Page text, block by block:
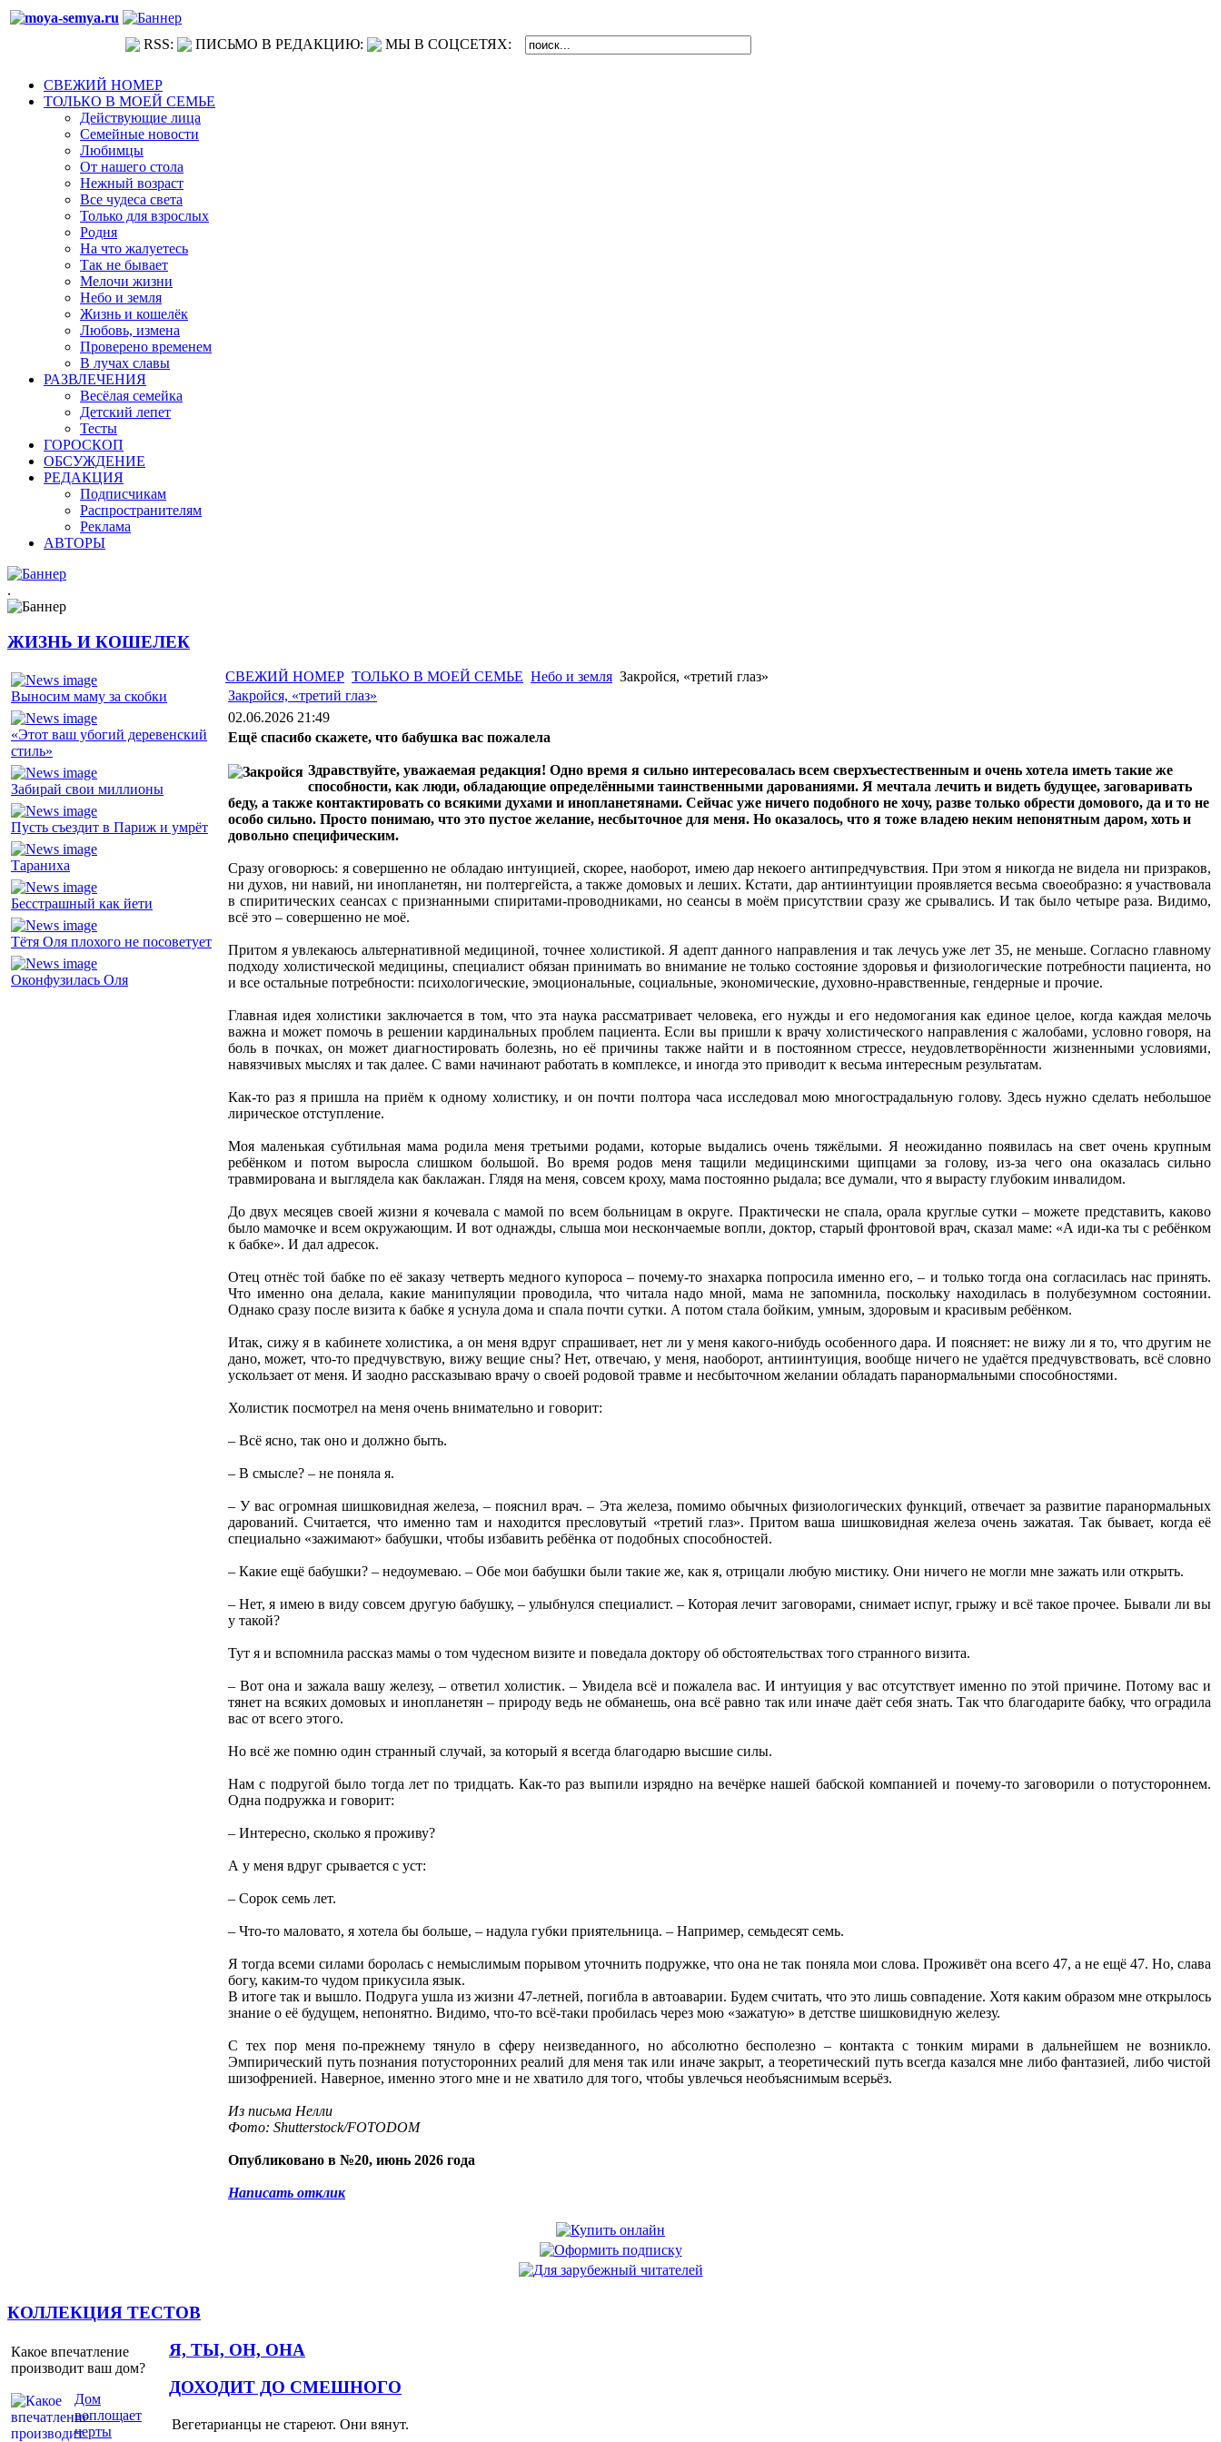
RSS: ПИСЬМО В РЕДАКЦИЮ: МЫ В СОЦСЕТЯХ:
СВЕЖИЙ НОМЕР
ТОЛЬКО В МОЕЙ СЕМЬЕ
Действующие лица
Семейные новости
Любимцы
От нашего стола
Нежный возраст
Все чудеса света
Только для взрослых
Родня
На что жалуетесь
Так не бывает
Мелочи жизни
Небо и земля
Жизнь и кошелёк
Любовь, измена
Проверено временем
В лучах славы
РАЗВЛЕЧЕНИЯ
Весёлая семейка
Детский лепет
Тесты
ГОРОСКОП
ОБСУЖДЕНИЕ
РЕДАКЦИЯ
Подписчикам
Распространителям
Реклама
АВТОРЫ
.
ЖИЗНЬ И КОШЕЛЕК
Выносим маму за скобки
«Этот ваш убогий деревенский
стиль»
Забирай свои миллионы
Пусть съездит в Париж и умрёт
Тараниха
Бесстрашный как йети
Тётя Оля плохого не посоветует
Оконфузилась Оля
СВЕЖИЙ НОМЕР ТОЛЬКО В МОЕЙ СЕМЬЕ Небо и земля Закройся, «третий глаз»
Закройся, «третий глаз»
02.06.2026 21:49
Ещё спасибо скажете, что бабушка вас пожалела
Здравствуйте, уважаемая редакция! Одно время я сильно интересовалась всем сверхъестественным и очень хотела иметь такие же
способности, как люди, обладающие определёнными таинственными дарованиями. Я мечтала лечить и видеть будущее, заговаривать
беду, а также контактировать со всякими духами и инопланетянами. Сейчас уже ничего подобного не хочу, разве только обрести домового, да и то не
особо сильно. Просто понимаю, что это пустое желание, несбыточное для меня. Но оказалось, что я тоже владею неким непонятным даром, хоть и
довольно специфическим.
Сразу оговорюсь: я совершенно не обладаю интуицией, скорее, наоборот, имею дар некоего антипредчувствия. При этом я никогда не видела ни призраков,
ни духов, ни навий, ни инопланетян, ни полтергейста, а также домовых и леших. Кстати, дар антиинтуиции проявляется весьма своеобразно: я участвовала
в спиритических сеансах с признанными спиритами-проводниками, но сеансы в моём присутствии сразу же срывались. И так было четыре раза. Видимо,
всё это – совершенно не моё.
Притом я увлекаюсь альтернативной медициной, точнее холистикой. Я адепт данного направления и так лечусь уже лет 35, не меньше. Согласно главному
подходу холистической медицины, специалист обязан принимать во внимание не только состояние здоровья и физиологические потребности пациента, но
и все остальные потребности: психологические, эмоциональные, социальные, экономические, духовно-нравственные, гендерные и прочие.
Главная идея холистики заключается в том, что эта наука рассматривает человека, его нужды и его недомогания как единое целое, когда каждая мелочь
важна и может помочь в решении кардинальных проблем пациента. Если вы пришли к врачу холистического направления с жалобами, условно говоря, на
боль в почках, он может диагностировать болезнь, но её причины также найти и в постоянном стрессе, неудовлетворённости жизненными условиями,
навязчивых мыслях и так далее. С вами начинают работать в комплексе, и иногда это приводит к весьма интересным результатам.
Как-то раз я пришла на приём к одному холистику, и он почти полтора часа исследовал мою многострадальную голову. Здесь нужно сделать небольшое
лирическое отступление.
Моя маленькая субтильная мама родила меня третьими родами, которые выдались очень тяжёлыми. Я неожиданно появилась на свет очень крупным
ребёнком и потом выросла слишком большой. Во время родов меня тащили медицинскими щипцами за голову, из-за чего она оказалась сильно
травмирована и выглядела как баклажан. Глядя на меня, совсем кроху, мама постоянно рыдала; все думали, что я вырасту глубоким инвалидом.
До двух месяцев своей жизни я кочевала с мамой по всем больницам в округе. Практически не спала, орала круглые сутки – можете представить, каково
было мамочке и всем окружающим. И вот однажды, слыша мои нескончаемые вопли, доктор, старый фронтовой врач, сказал маме: «А иди-ка ты с ребёнком
к бабке». И дал адресок.
Отец отнёс той бабке по её заказу четверть медного купороса – почему-то знахарка попросила именно его, – и только тогда она согласилась нас принять.
Что именно она делала, какие манипуляции проводила, что читала надо мной, мама не запомнила, поскольку находилась в полубезумном состоянии.
Однако сразу после визита к бабке я уснула дома и спала почти сутки. А потом стала бойким, умным, здоровым и красивым ребёнком.
Итак, сижу я в кабинете холистика, а он меня вдруг спрашивает, нет ли у меня какого-нибудь особенного дара. И поясняет: не вижу ли я то, что другим не
дано, может, что-то предчувствую, вижу вещие сны? Нет, отвечаю, у меня, наоборот, антиинтуиция, вообще ничего не удаётся предчувствовать, всё словно
ускользает от меня. И заодно рассказываю врачу о своей родовой травме и несбыточном желании обладать паранормальными способностями.
Холистик посмотрел на меня очень внимательно и говорит:
– Всё ясно, так оно и должно быть.
– В смысле? – не поняла я.
– У вас огромная шишковидная железа, – пояснил врач. – Эта железа, помимо обычных физиологических функций, отвечает за развитие паранормальных
дарований. Считается, что именно там и находится пресловутый «третий глаз». Притом ваша шишковидная железа очень зажатая. Так бывает, когда её
специально «зажимают» бабушки, чтобы избавить ребёнка от подобных способностей.
– Какие ещё бабушки? – недоумеваю. – Обе мои бабушки были такие же, как я, отрицали любую мистику. Они ничего не могли мне зажать или открыть.
– Нет, я имею в виду совсем другую бабушку, – улыбнулся специалист. – Которая лечит заговорами, снимает испуг, грыжу и всё такое прочее. Бывали ли вы
у такой?
Тут я и вспомнила рассказ мамы о том чудесном визите и поведала доктору об обстоятельствах того странного визита.
– Вот она и зажала вашу железу, – ответил холистик. – Увидела всё и пожалела вас. И интуиция у вас отсутствует именно по этой причине. Потому вас и
тянет на всяких домовых и инопланетян – природу ведь не обманешь, она всё равно так или иначе даёт себя знать. Так что благодарите бабку, что оградила
вас от всего этого.
Но всё же помню один странный случай, за который я всегда благодарю высшие силы.
Нам с подругой было тогда лет по тридцать. Как-то раз выпили изрядно на вечёрке нашей бабской компанией и почему-то заговорили о потустороннем.
Одна подружка и говорит:
– Интересно, сколько я проживу?
А у меня вдруг срывается с уст:
– Сорок семь лет.
– Что-то маловато, я хотела бы больше, – надула губки приятельница. – Например, семьдесят семь.
Я тогда всеми силами боролась с немыслимым порывом уточнить подружке, что она не так поняла мои слова. Проживёт она всего 47, а не ещё 47. Но, слава
богу, каким-то чудом прикусила язык.
В итоге так и вышло. Подруга ушла из жизни 47-летней, погибла в автоаварии. Будем считать, что это лишь совпадение. Хотя каким образом мне открылось
знание о её будущем, непонятно. Видимо, что-то всё-таки пробилась через мою «зажатую» в детстве шишковидную железу.
С тех пор меня по-прежнему тянуло в сферу неизведанного, но абсолютно бесполезно – контакта с тонким мирами в дальнейшем не возникло.
Эмпирический путь познания потусторонних реалий для меня так или иначе закрыт, а теоретический путь всегда казался мне либо фантазией, либо чистой
шизофренией. Наверное, именно этого мне и не хватило для того, чтобы увлечься необъяснимым всерьёз.
Из письма Нелли
Фото: Shutterstock/FOTODOM
Опубликовано в №20, июнь 2026 года
Написать отклик
КОЛЛЕКЦИЯ ТЕСТОВ
Какое впечатление
производит ваш дом?
Дом
воплощает
черты
Я, ТЫ, ОН, ОНА
ДОХОДИТ ДО СМЕШНОГО
Вегетарианцы не стареют. Они вянут.